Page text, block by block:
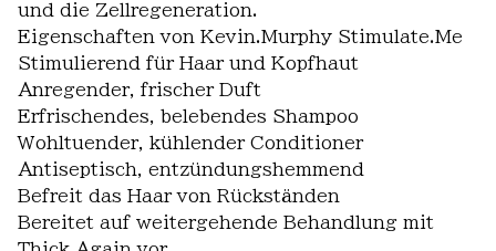
und die Zellregeneration.
Eigenschaften von Kevin.Murphy Stimulate.Me
Stimulierend für Haar und Kopfhaut
Anregender, frischer Duft
Erfrischendes, belebendes Shampoo
Wohltuender, kühlender Conditioner
Antiseptisch, entzündungshemmend
Befreit das Haar von Rückständen
Bereitet auf weitergehende Behandlung mit